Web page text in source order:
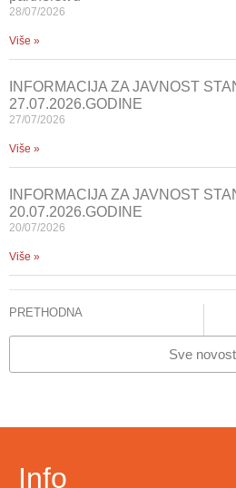
28/07/2026
Više »
INFORMACIJA ZA JAVNOST
27.07.2026.GODINE
27/07/2026
Više »
INFORMACIJA ZA JAVNOST
20.07.2026.GODINE
20/07/2026
Više »
PRETHODNA
Sve
Info